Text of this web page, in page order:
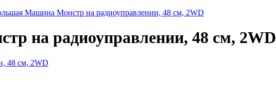
Машина Монстр на радиоуправлении, 48 см, 2WD
на радиоуправлении, 48 см, 2WD